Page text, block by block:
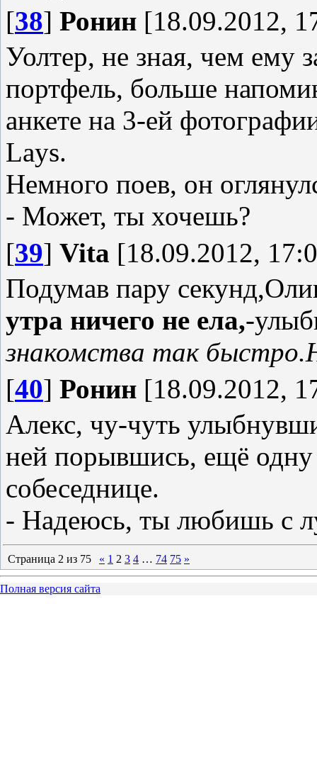
[38] Ронин [18.09.2012,
Уолтер, не зная, чем ему
портфель, больше
анкете на 3-ей
Lays.
Немного поев, он
- Может, ты хочешь?
[39] Vita [18.09.2012,
Подумав пару
утра ничего не ела,-
знакомства так
[40] Ронин [18.09.2012,
Алекс, чу-чуть
ней порывшись, ещё одну
собеседнице.
- Надеюсь, ты любишь с
Страница 2 из 75 « 1 2 3 4 … 74 75 »
Полная версия сайта